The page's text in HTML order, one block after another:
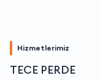
Hizmetlerimiz
TECE PERDE